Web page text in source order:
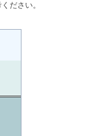
ださい。